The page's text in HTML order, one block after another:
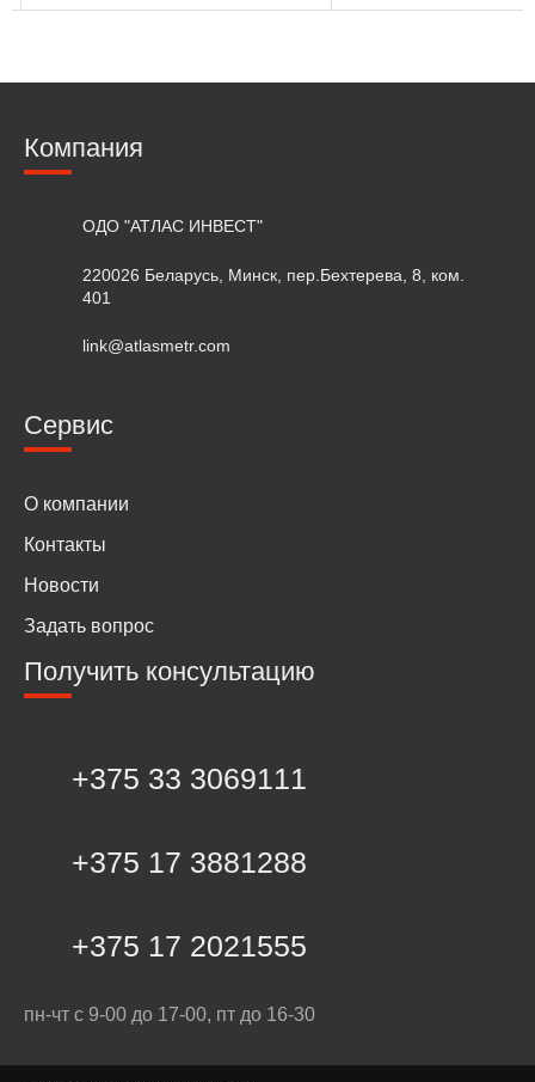
Компания
ОДО "АТЛАС ИНВЕСТ"
220026 Беларусь, Минск, пер.Бехтерева, 8, ком.
401
link@atlasmetr.com
Сервис
О компании
Контакты
Новости
Задать вопрос
Получить консультацию
+375 33 3069111
+375 17 3881288
+375 17 2021555
пн-чт с 9-00 до 17-00, пт до 16-30